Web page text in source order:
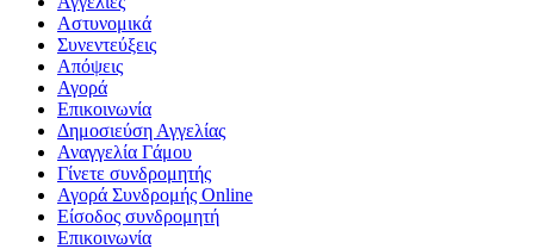
Αστυνομικά
Συνεντεύξεις
Απόψεις
Αγορά
Επικοινωνία
Δημοσιεύση Αγγελίας
Αναγγελία Γάμου
Γίνετε συνδρομητής
Αγορά Συνδρομής Online
Είσοδος συνδρομητή
Επικοινωνία